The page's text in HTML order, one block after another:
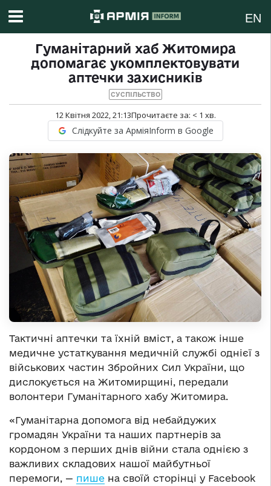
EN
Гуманітарний хаб Житомира
допомагає укомплектовувати
аптечки захисників
СУСПІЛЬСТВО
12 Квітня 2022, 21:13Прочитаєте за: < 1 хв.
Слідкуйте за АрміяInform в Google
Тактичні аптечки та їхній вміст, а також інше
медичне устаткування медичній службі однієї з
військових частин Збройних Сил України, що
дислокується на Житомирщині, передали
волонтери Гуманітарного хабу Житомира.
«Гуманітарна допомога від небайдужих
громадян України та наших партнерів за
кордоном з перших днів війни стала однією з
важливих складових нашої майбутньої
перемоги, — пише на своїй сторінці у Facebook